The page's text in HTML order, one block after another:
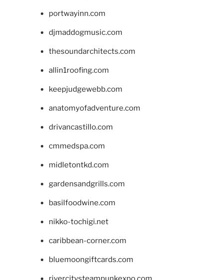
portwayinn.com
djmaddogmusic.com
thesoundarchitects.com
allin1roofing.com
keepjudgewebb.com
anatomyofadventure.com
drivancastillo.com
cmmedspa.com
midletontkd.com
gardensandgrills.com
basilfoodwine.com
nikko-tochigi.net
caribbean-corner.com
bluemoongiftcards.com